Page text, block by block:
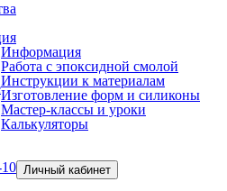
Информация
Работа с эпоксидной смолой
Инструкции к материалам
Изготовление форм и силиконы
Мастер-классы и уроки
Калькуляторы
Личный кабинет